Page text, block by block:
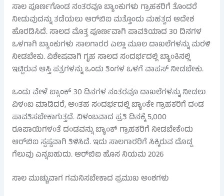
ಸಾಲ ಪೂರ್ಣಗೊಂಡ ನಂತರವೂ ಬ್ಯಾಂಕುಗಳು ಗ್ರಾಹಕರಿಗೆ ತೊಂದರೆ
ನೀಡುವುದನ್ನು ತಡೆಯಲು ಆರ್‌ಬಿಐ ಮತ್ತೊಂದು ಮಹತ್ವದ ಆದೇಶ
ಹೊರಡಿಸಿದೆ. ಸಾಲದ ಮೊತ್ತ ಪೂರ್ಣವಾಗಿ ಪಾವತಿಯಾದ 30 ದಿನಗಳ
ಒಳಗಾಗಿ ಬ್ಯಾಂಕುಗಳು ಸಾಲಗಾರರ ಎಲ್ಲಾ ಮೂಲ ದಾಖಲೆಗಳನ್ನು ಮರಳಿ
ನೀಡಬೇಕು. ವಿಶೇಷವಾಗಿ ಗೃಹ ಸಾಲದ ಸಂದರ್ಭದಲ್ಲಿ ಬ್ಯಾಂಕಿನಲ್ಲಿ
ಇಟ್ಟಿರುವ ಆಸ್ತಿ ಪತ್ರಗಳನ್ನು ಒಂದು ತಿಂಗಳ ಒಳಗೆ ವಾಪಸ್ ನೀಡಬೇಕು.
ಒಂದು ವೇಳೆ ಬ್ಯಾಂಕ್ 30 ದಿನಗಳ ನಂತರವೂ ದಾಖಲೆಗಳನ್ನು ನೀಡಲು
ವಿಳಂಬ ಮಾಡಿದರೆ, ಅಂತಹ ಸಂದರ್ಭದಲ್ಲಿ ಬ್ಯಾಂಕೇ ಗ್ರಾಹಕರಿಗೆ ದಂಡ
ಪಾವತಿಸಬೇಕಾಗುತ್ತದೆ. ವಿಳಂಬವಾದ ಪ್ರತಿ ದಿನಕ್ಕೆ 5,000
ರೂಪಾಯಿಗಳಂತೆ ದಂಡವನ್ನು ಬ್ಯಾಂಕ್ ಗ್ರಾಹಕರಿಗೆ ನೀಡಬೇಕೆಂದು
ಆರ್‌ಬಿಐ ಸ್ಪಷ್ಟವಾಗಿ ತಿಳಿಸಿದೆ. ಇದು ಸಾಲಗಾರರಿಗೆ ಸಿಕ್ಕಿರುವ ದೊಡ್ಡ
ಗೆಲುವು ಎನ್ನಬಹುದು. ಆರ್‌ಬಿಐ ಹೊಸ ನಿಯಮ 2026
ಸಾಲ ಮುಚ್ಚುವಾಗ ಗಮನಿಸಬೇಕಾದ ಪ್ರಮುಖ ಅಂಶಗಳು